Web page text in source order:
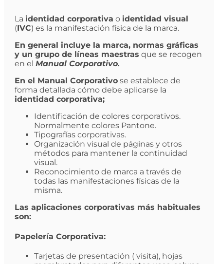
La identidad corporativa o identidad visual
(IVC) es la manifestación física de la marca.
En general incluye la marca, normas gráficas
y un grupo de líneas maestras que se recogen
en el Manual Corporativo.
En el Manual Corporativose establece de
forma detallada cómo debe aplicarse la
identidad corporativa;
Identificación de colores corporativos.
Normalmente colores Pantone.
Tipografías corporativas.
Organización visual de páginas y otros
métodos para mantener la continuidad
visual.
Reconocimiento de marca a través de
todas las manifestaciones físicas de la
misma.
Las aplicaciones corporativas más habituales
son:
Papelería Corporativa:
Tarjetas de presentación ( visita), hojas